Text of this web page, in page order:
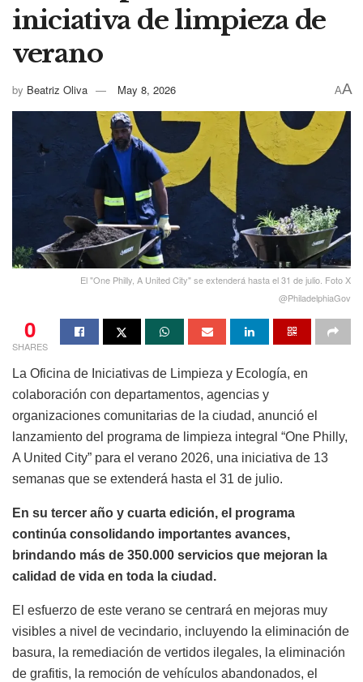
iniciativa de limpieza de
verano
by Beatriz Oliva May 8, 2026 AA
El "One Philly, A United City" se extenderá hasta el 31 de julio. Foto X
@PhiladelphiaGov
0
SHARES
La Oficina de Iniciativas de Limpieza y Ecología, en
colaboración con departamentos, agencias y
organizaciones comunitarias de la ciudad, anunció el
lanzamiento del programa de limpieza integral “One Philly,
A United City” para el verano 2026, una iniciativa de 13
semanas que se extenderá hasta el 31 de julio.
En su tercer año y cuarta edición, el programa
continúa consolidando importantes avances,
brindando más de 350.000 servicios que mejoran la
calidad de vida en toda la ciudad.
El esfuerzo de este verano se centrará en mejoras muy
visibles a nivel de vecindario, incluyendo la eliminación de
basura, la remediación de vertidos ilegales, la eliminación
de grafitis, la remoción de vehículos abandonados, el